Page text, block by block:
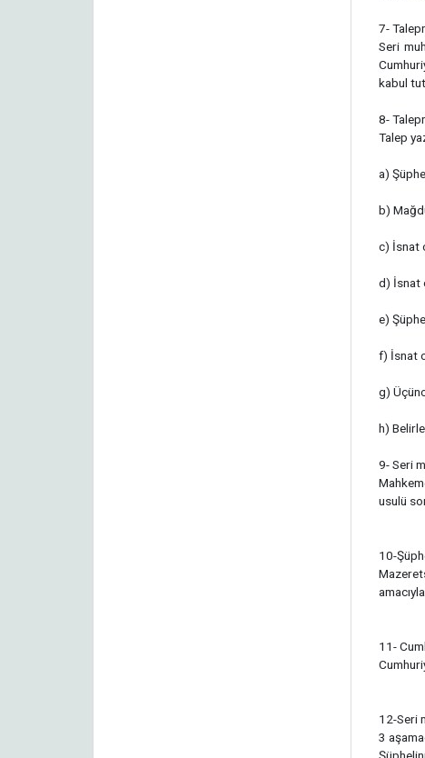
7-
Seri
kabul
8-
Talep
a)
b)
c) İsnat
d) İsnat
e)
f) İsnat
g)
h)
9- Seri
usulü
10-
11-
12-Seri
3